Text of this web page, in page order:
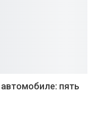
пять